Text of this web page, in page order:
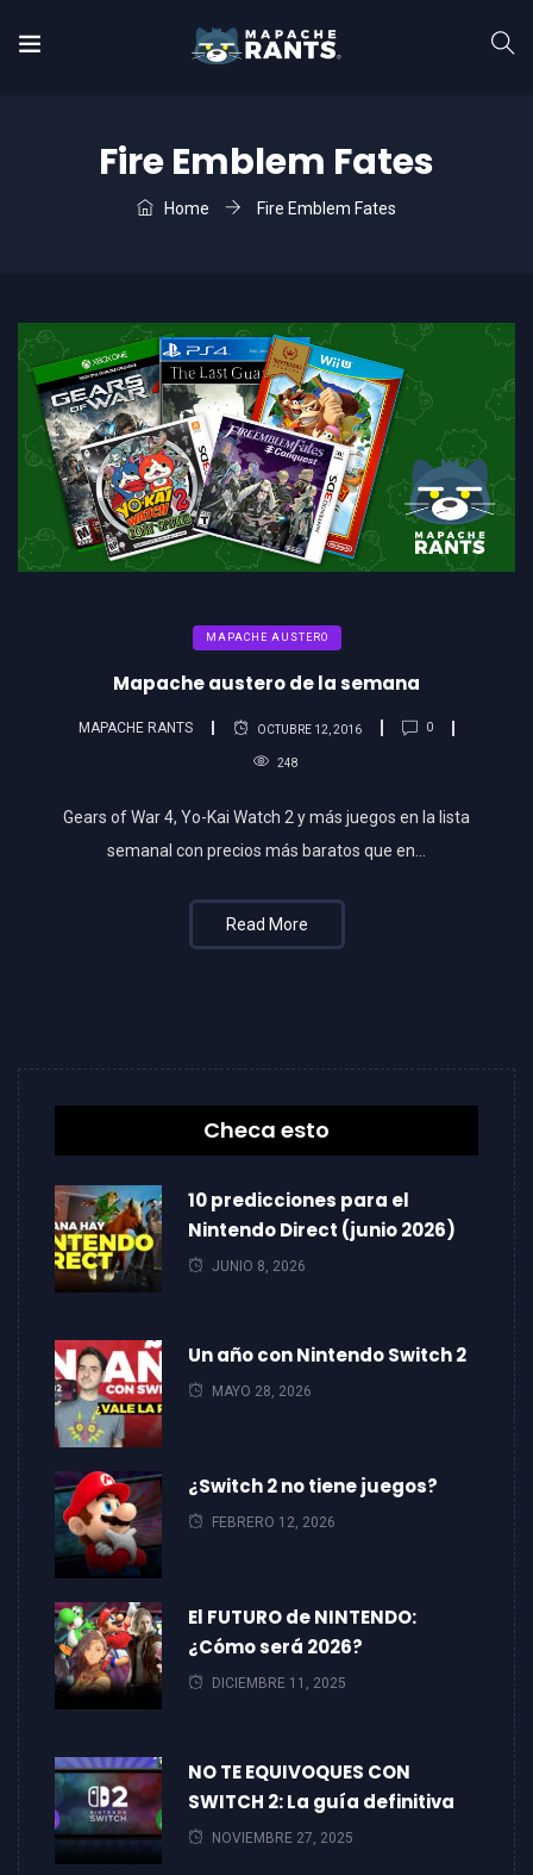
Fire Emblem Fates
Home Fire Emblem Fates
MAPACHE AUSTERO
Mapache austero de la semana
MAPACHE RANTS OCTUBRE 12, 2016 0
248
Gears of War 4, Yo-Kai Watch 2 y más juegos en la lista
semanal con precios más baratos que en...
Read More
Checa esto
10 predicciones para el
Nintendo Direct (junio 2026)
JUNIO 8, 2026
Un año con Nintendo Switch 2
MAYO 28, 2026
¿Switch 2 no tiene juegos?
FEBRERO 12, 2026
El FUTURO de NINTENDO:
¿Cómo será 2026?
DICIEMBRE 11, 2025
NO TE EQUIVOQUES CON
SWITCH 2: La guía definitiva
NOVIEMBRE 27, 2025